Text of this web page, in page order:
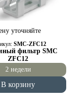
уточняйте
SMC-ZFC12
фильтр SMC
ZFC12
2 недели
В корзину